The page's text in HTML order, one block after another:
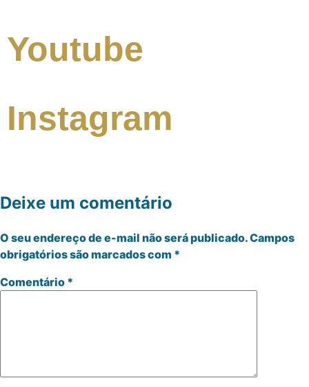
Youtube
Instagram
Deixe um comentário
O seu endereço de e-mail não será publicado.Campos
obrigatórios são marcados com *
Comentário *